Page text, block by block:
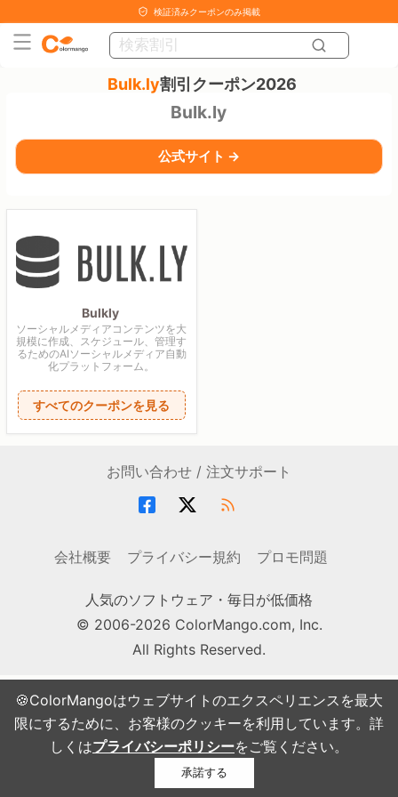
🍪ColorMangoはウェブサイトのエクスペリエンスを最大
限にするために、お客様のクッキーを利用しています。詳
しくはプライバシーポリシーをご覧ください。
承諾する
検証済みクーポンのみ掲載
Bulk.ly割引クーポン2026
Bulk.ly
公式サイト →
Bulkly
ソーシャルメディアコンテンツを大
規模に作成、スケジュール、管理す
るためのAIソーシャルメディア自動
化プラットフォーム。
すべてのクーポンを見る
お問い合わせ / 注文サポート
会社概要 プライバシー規約 プロモ問題
人気のソフトウェア・毎日が低価格
© 2006-2026 ColorMango.com, Inc.
All Rights Reserved.